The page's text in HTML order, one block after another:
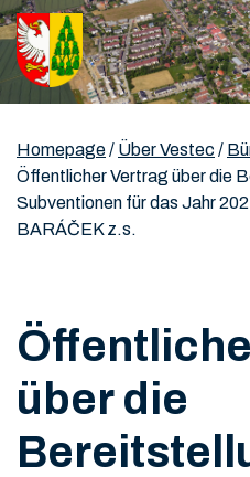
Homepage/ Über Vestec /
Öffentlicher Vertrag über die
Subventionen für das Jahr
BARÁČEK z.s.
über die